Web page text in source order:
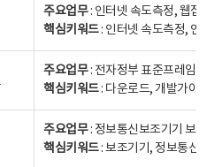
주요업무: 인터넷 속도측정, 웹접
핵심키워드: 인터넷 속도측정, 인
주요업무: 전자정부 표준프레임
핵심키워드: 다운로드, 개발가이
주요업무: 정보통신보조기기 보
핵심키워드: 보조기기, 정보통신